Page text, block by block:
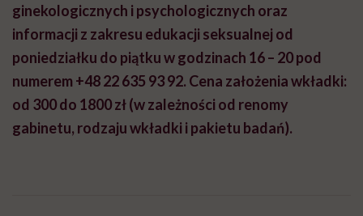
ginekologicznych i psychologicznych oraz
informacji z zakresu edukacji seksualnej od
poniedziałku do piątku w godzinach 16 – 20 pod
numerem +48 22 635 93 92. Cena założenia wkładki:
od 300 do 1800 zł (w zależności od renomy
gabinetu, rodzaju wkładki i pakietu badań).